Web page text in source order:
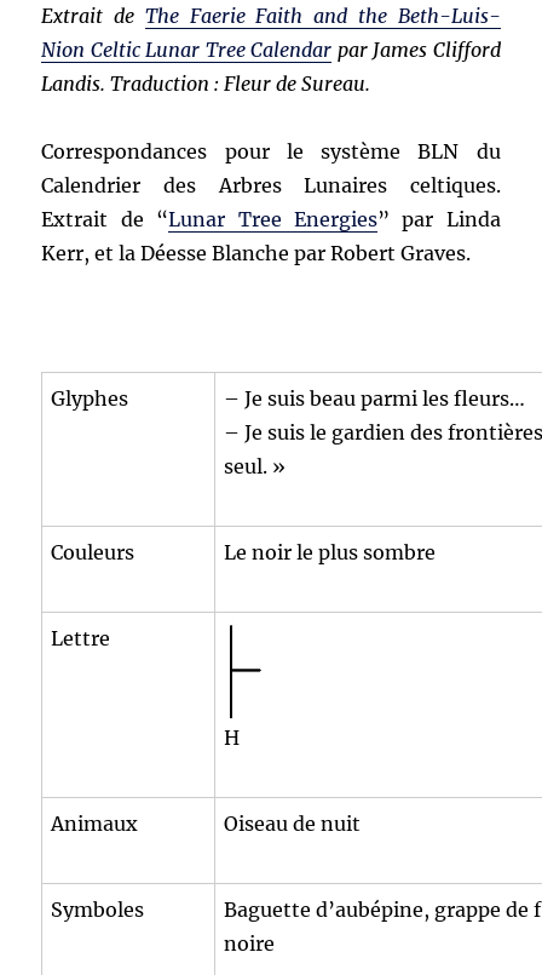
Extrait de The Faerie Faith and the Beth-Luis-
Nion Celtic Lunar Tree Calendar par James Clifford
Landis. Traduction : Fleur de Sureau.
Correspondances pour le système BLN du
Calendrier des Arbres Lunaires celtiques.
Extrait de “Lunar Tree Energies” par Linda
Kerr, et la Déesse Blanche par Robert Graves.
Glyphes
– Je suis beau parmi les fleurs…
– Je suis le gardien des
seul. »
Couleurs Le noir le plus sombre
Lettre
H
Animaux Oiseau de nuit
Symboles
Baguette d’aubépine, grappe
noire